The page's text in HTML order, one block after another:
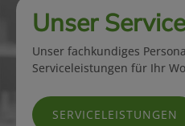
Unser Service
Unser fachkundiges
Serviceleistungen für Ihr
SERVICELEISTUNGEN